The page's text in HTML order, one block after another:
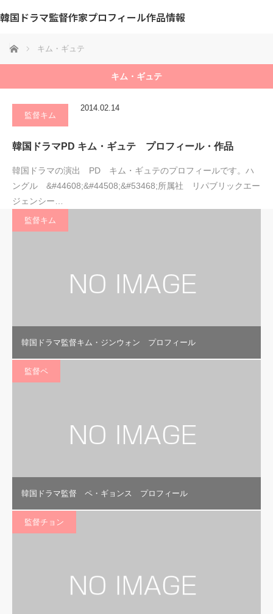
韓国ドラマ監督作家プロフィール作品情報
ホーム キム・ギュテ
キム・ギュテ
監督キム
2014.02.14
韓国ドラマPD キム・ギュテ プロフィール・作品
韓国ドラマの演出 PD キム・ギュテのプロフィールです。ハ
ングル &#44608;&#44508;&#53468;所属社 リパブリックエー
ジェンシー…
監督キム
韓国ドラマ監督キム・ジンウォン プロフィール
監督ペ
韓国ドラマ監督 ペ・ギョンス プロフィール
監督チョン